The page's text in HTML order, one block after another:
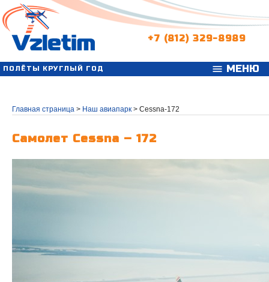
+7 (812) 329-8989
ПОЛЁТЫ КРУГЛЫЙ ГОД menu МЕНЮ
Главная страница > Наш авиапарк > Cessna-172
Самолет Cessna – 172